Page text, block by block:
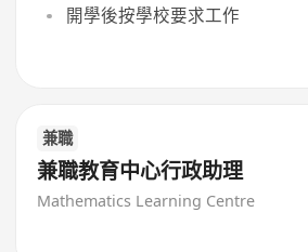
開學後按學校要求工作
兼職
兼職教育中心行政助理
Mathematics Learning Centre